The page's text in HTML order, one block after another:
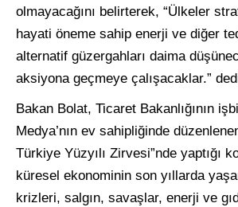
olmayacağını belirterek, “Ülkeler
hayati öneme sahip enerji ve diğer
alternatif güzergahları daima
aksiyona geçmeye çalışacaklar.”
Bakan Bolat, Ticaret Bakanlığının
Medya’nın ev sahipliğinde
Türkiye Yüzyılı Zirvesi”nde yaptığı
küresel ekonominin son yıllarda
krizleri, salgın, savaşlar, enerji ve